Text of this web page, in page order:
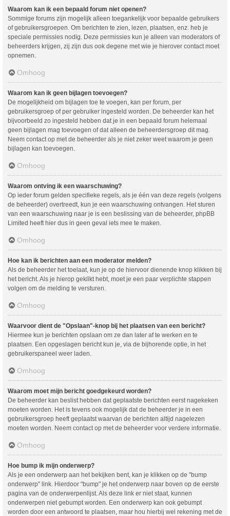
Waarom kan ik een bepaald forum niet openen?
Sommige forums zijn mogelijk alleen toegankelijk voor bepaalde gebruikers
of gebruikersgroepen. Om berichten te zien, lezen, plaatsen, enz. heb je
speciale permissies nodig. Deze permissies kun je alleen van moderators of
beheerders krijgen, zij zijn dus ook degene met wie je hierover contact moet
opnemen.
Omhoog
Waarom kan ik geen bijlagen toevoegen?
De mogelijkheid om bijlagen toe te voegen, kan per forum, per
gebruikersgroep of per gebruiker ingesteld worden. De beheerder kan het
bijvoorbeeld zo ingesteld hebben dat je in een bepaald forum helemaal
geen bijlagen mag toevoegen of dat alleen de beheerdersgroep dit mag.
Neem contact op met de beheerder als je niet zeker weet waarom je geen
bijlagen kan toevoegen.
Omhoog
Waarom ontving ik een waarschuwing?
Op ieder forum gelden specifieke regels, als je één van deze regels (volgens
de beheerder) overtreedt, kun je een waarschuwing ontvangen. Het sturen
van een waarschuwing naar je is een beslissing van de beheerder, phpBB
Limited heeft hier dus in geen geval iets mee te maken.
Omhoog
Hoe kan ik berichten aan een moderator melden?
Als de beheerder het toelaat, kun je op de hiervoor dienende knop klikken bij
het bericht. Als je hierop geklikt hebt, moet je een paar verplichte stappen
volgen om de melding te versturen.
Omhoog
Waarvoor dient de "Opslaan"-knop bij het plaatsen van een bericht?
Hiermee kun je berichten opslaan om ze dan later af te werken en te
plaatsen. Een opgeslagen bericht kun je, via de bijhorende optie, in het
gebruikerspaneel weer laden.
Omhoog
Waarom moet mijn bericht goedgekeurd worden?
De beheerder kan beslist hebben dat geplaatste berichten eerst nagekeken
moeten worden. Het is tevens ook mogelijk dat de beheerder je in een
gebruikersgroep heeft geplaatst waarvan de berichten altijd nagelezen
moeten worden. Neem contact op met de beheerder voor verdere informatie.
Omhoog
Hoe bump ik mijn onderwerp?
Als je een onderwerp aan het bekijken bent, kan je klikken op de "bump
onderwerp" link. Hierdoor "bump" je het onderwerp naar boven op de eerste
pagina van de onderwerpenlijst. Als deze link er niet staat, kunnen
onderwerpen niet gebumpt worden. Een onderwerp kan ook gebumpt
worden door een antwoord te plaatsen, maar hou hierbij wel rekening met de